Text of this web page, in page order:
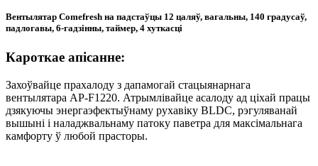
Вентылятар Comefresh на падстаўцы 12 цаляў, вагальны, 140 градусаў,
падлогавы, 6-гадзінны, таймер, 4 хуткасці
Кароткае апісанне:
Захоўвайце прахалоду з дапамогай стацыянарнага
вентылятара AP-F1220. Атрымлівайце асалоду ад ціхай працы
дзякуючы энергаэфектыўнаму рухавіку BLDC, рэгуляванай
вышыні і наладжвальнаму патоку паветра для максімальнага
камфорту ў любой прасторы.